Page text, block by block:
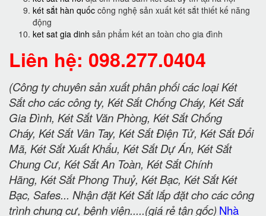
két sắt hàn quốc công nghệ sản xuất két sắt thiết kế năng
động
ket sat gia dinh sản phẩm két an toàn cho gia đình
Liên hệ: 098.277.0404
(Công ty chuyên sản xuất phân phối các loại Két
Sắt cho các công ty, Két Sắt Chống Cháy, Két Sắt
Gia Đình, Két Sắt Văn Phòng, Két Sắt Chống
Cháy, Két Sắt Vân Tay, Két Sắt Điện Tử, Két Sắt Đổi
Mã, Két Sắt Xuất Khẩu, Két Sắt Dự Án, Két Sắt
Chung Cư, Két Sắt An Toàn, Két Sắt Chính
Hãng, Két Sắt Phong Thuỷ, Két Bạc, Két Sắt Két
Bạc, Safes... Nhận đặt Két Sắt lắp đặt cho các công
trình chung cư, bệnh viện.....(giá rẻ tận gốc) Nhà